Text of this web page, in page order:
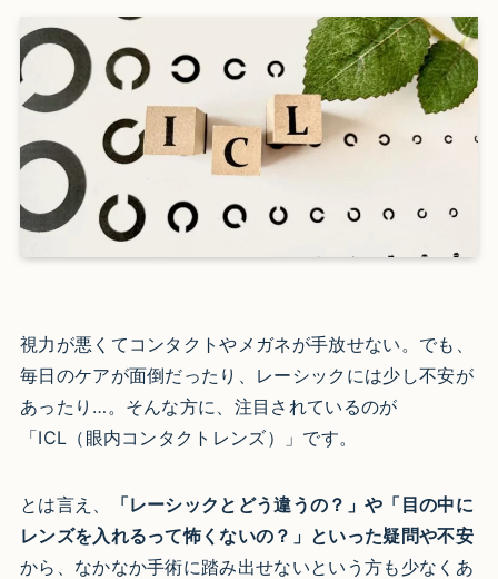
視力が悪くてコンタクトやメガネが手放せない。でも、
毎日のケアが面倒だったり、レーシックには少し不安が
あったり…。そんな方に、注目されているのが
「ICL（眼内コンタクトレンズ）」です。
とは言え、
「レーシックとどう違うの？」や「目の中に
レンズを入れるって怖くないの？」といった疑問や不安
から、なかなか手術に踏み出せないという方も少なくあ